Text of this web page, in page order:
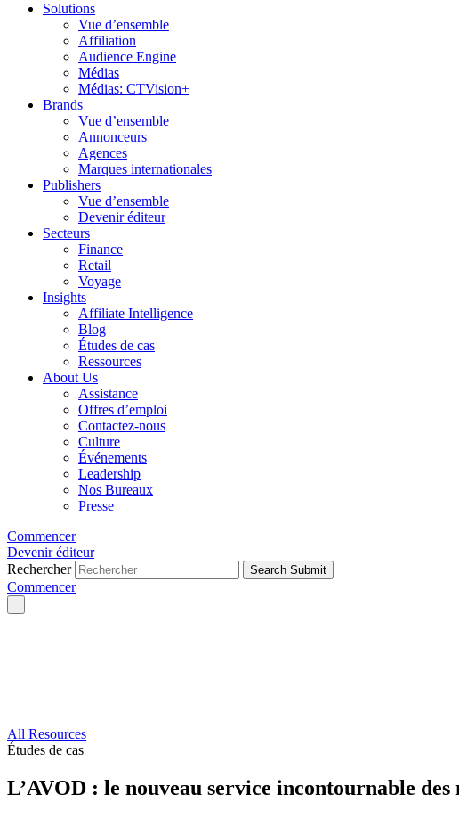
Solutions
Vue d’ensemble
Affiliation
Audience Engine
Médias
Médias: CTVision+
Brands
Vue d’ensemble
Annonceurs
Agences
Marques internationales
Publishers
Vue d’ensemble
Devenir éditeur
Secteurs
Finance
Retail
Voyage
Insights
Affiliate Intelligence
Blog
Études de cas
Ressources
About Us
Assistance
Offres d’emploi
Contactez-nous
Culture
Événements
Leadership
Nos Bureaux
Presse
Commencer
Devenir éditeur
Rechercher
Search Submit
Commencer
All Resources
Études de cas
L’AVOD : le nouveau service incontournable des